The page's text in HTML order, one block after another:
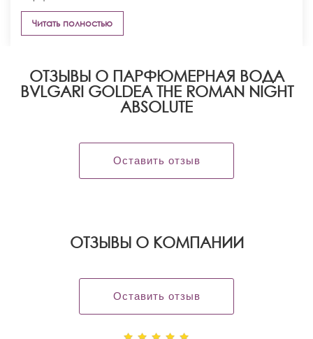
Читать полностью
ОТЗЫВЫ О ПАРФЮМЕРНАЯ ВОДА
BVLGARI GOLDEA THE ROMAN NIGHT
ABSOLUTE
Оставить отзыв
OТЗЫВЫ О КОМПАНИИ
Оставить отзыв